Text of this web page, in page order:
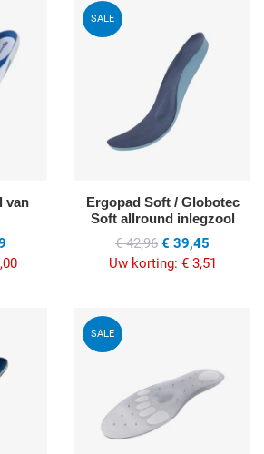
Voeg toe aan mijn wenslijst
van
SALE
Ergopad Soft / Globotec
Soft allround inlegzool
€ 42,96 € 39,45
Uw korting: € 3,51
Voeg toe aan mijn wenslijst
SALE